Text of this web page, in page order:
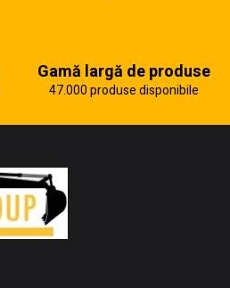
Gamă largă de produse
47.000 produse disponibile